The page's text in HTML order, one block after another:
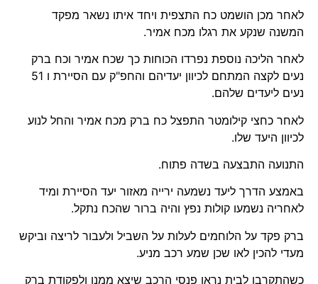
לאחר מכן הושמט כח התצפית ויחד איתו נשאר מפקד
המשנה שנקע את רגלו מכח אמיר.
לאחר הליכה נוספת נפרדו הכוחות כך שכח אמיר וכח ברק
נעים לקצה המתחם לכיוון יעדיהם והחפ"ק עם הסיירת ו 51
נעים ליעדים שלהם.
לאחר כחצי קילומטר התפצל כח ברק מכח אמיר והחל לנוע
לכיוון היעד שלו.
התנועה התבצעה בשדה פתוח.
באמצע הדרך ליעד נשמעה ירייה מאזור יעד הסיירת ומיד
לאחריה נשמעו קולות נפץ והיה ברור שהכח נתקל.
ברק פקד על הלוחמים לעלות על השביל ולעבור לריצה וביקש
מעדי להכין לאו שכן שמע רכב מניע.
כשהתקרבו לבית נראו פנסי הרכב שיצא ממנו ולפקודת ברק